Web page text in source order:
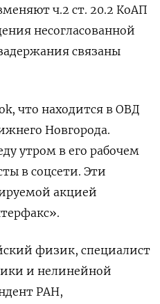
ч.2 ст. 20.2 КоАП
несогласованной
связаны
что находится в ОВД
Новгорода.
утром в его рабочем
в соцсети. Эти
акцией
физик, специалист
и нелинейной
РАН,